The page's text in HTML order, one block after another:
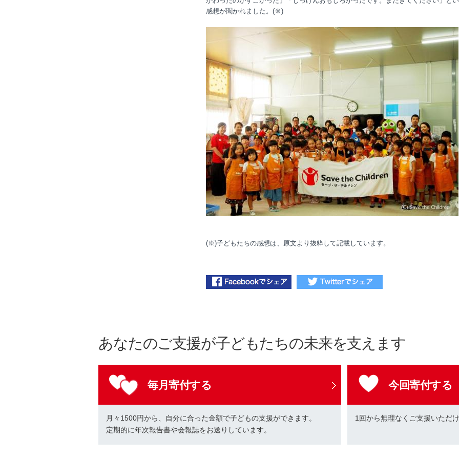
感想が聞かれました。 (※)
(※)子どもたちの感想は、原文より抜粋して記載しています。
あなたのご支援が子どもたちの未来を支えます
毎月寄付する
月々1500円から、自分に合った金額で子どもの支援ができます。
定期的に年次報告書や会報誌をお送りしています。
今回寄付する
1回から無理なくご支援いただ